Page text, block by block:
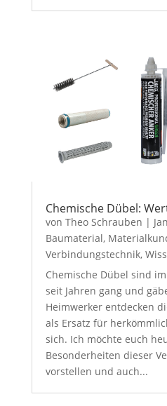
Chemische Dübel:
von Theo Schrauben |
Baumaterial,
Verbindungstechnik,
Chemische Dübel sind
seit Jahren gang und
Heimwerker entdecken
als Ersatz für
sich. Ich möchte euch
Besonderheiten dieser
vorstellen und auch...